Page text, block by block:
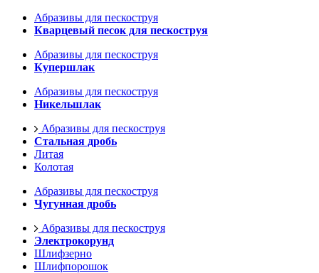
Абразивы для пескоструя
Кварцевый песок для пескоструя
Абразивы для пескоструя
Купершлак
Абразивы для пескоструя
Никельшлак
Абразивы для пескоструя
Стальная дробь
Литая
Колотая
Абразивы для пескоструя
Чугунная дробь
Абразивы для пескоструя
Электрокорунд
Шлифзерно
Шлифпорошок